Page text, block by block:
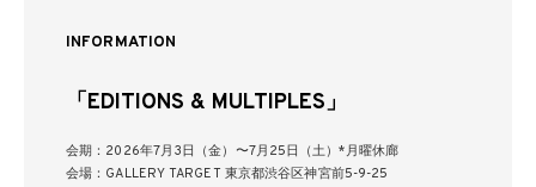
INFORMATION
「EDITIONS & MULTIPLES」
会期：2026年7月3日（金）〜7月25日（土）*月曜休廊
会場：GALLERY TARGET 東京都渋谷区神宮前5-9-25